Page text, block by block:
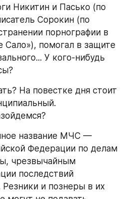
Никитин и Пасько (по
Сорокин (по
порнографии в
Сало»), помогал в защите
У кого-нибудь
На повестке дня стоит
название МЧС —
Федерации по делам
чрезвычайным
последствий
и познеры в их